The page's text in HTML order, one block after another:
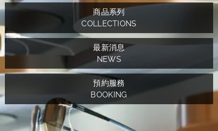
商品系列
COLLECTIONS
最新消息
NEWS
預約服務
BOOKING